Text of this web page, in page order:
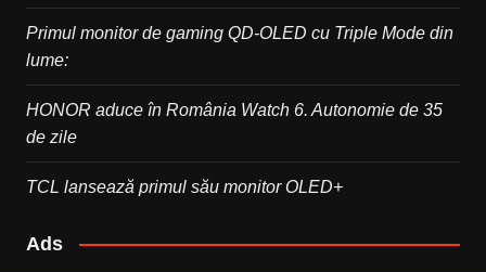
Primul monitor de gaming QD-OLED cu Triple Mode din
lume:
HONOR aduce în România Watch 6. Autonomie de 35
de zile
TCL lansează primul său monitor OLED+
Ads